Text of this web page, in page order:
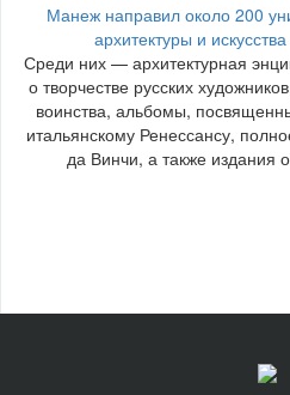
Манеж направил около 200
архитектуры и
Среди них — архитектурная
о творчестве русских
воинства, альбомы,
итальянскому Ренессансу,
да Винчи, а также издания